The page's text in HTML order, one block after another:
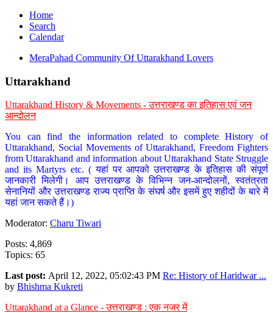
Home
Search
Calendar
MeraPahad Community Of Uttarakhand Lovers
Uttarakhand
Uttarakhand History & Movements - उत्तराखण्ड का इतिहास एवं जन
आन्दोलन
You can find the information related to complete History of
Uttarakhand, Social Movements of Uttarakhand, Freedom Fighters
from Uttarakhand and information about Uttarakhand State Struggle
and its Martyrs etc. ( यहां पर आपको उत्तराखण्ड के इतिहास की संपूर्ण
जानकारी मिलेगी। आप उत्तराखण्ड के विभिन्न जन-आन्दोलनों, स्वतंत्रता
सेनानियों और उत्तराखण्ड राज्य प्राप्ति के संघर्ष और इसमें हुए शहीदों के बारे में
यहां जान सकते हैं।)
Moderator: Charu Tiwari
Posts: 4,869
Topics: 65
Last post: April 12, 2022, 05:02:43 PM Re: History of Haridwar ...
by Bhishma Kukreti
Uttarakhand at a Glance - उत्तराखण्ड : एक नजर में